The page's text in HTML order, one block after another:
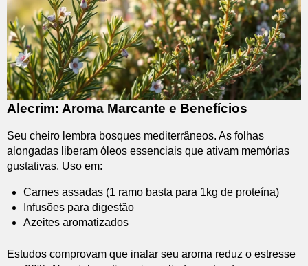
Alecrim: Aroma Marcante e Benefícios
Seu cheiro lembra bosques mediterrâneos. As folhas
alongadas liberam óleos essenciais que ativam memórias
gustativas. Uso em:
Carnes assadas (1 ramo basta para 1kg de proteína)
Infusões para digestão
Azeites aromatizados
Estudos comprovam que inalar seu aroma reduz o estresse